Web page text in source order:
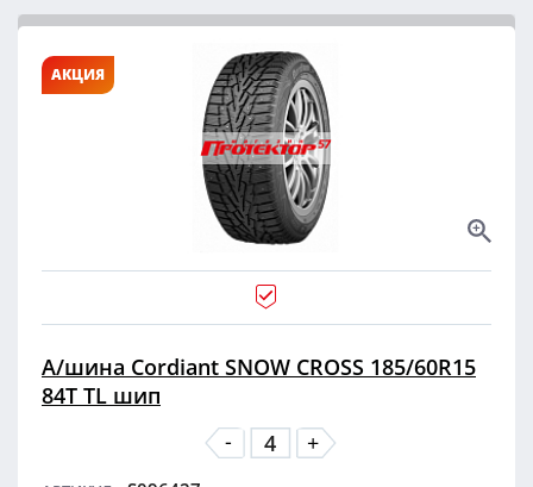
АКЦИЯ
А/шина Cordiant SNOW CROSS 185/60R15
84T TL шип
-
+